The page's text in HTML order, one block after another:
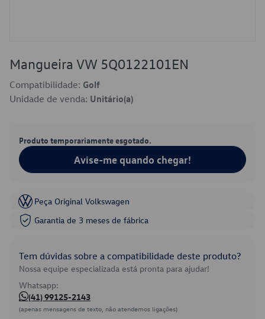
Mangueira VW 5Q0122101EN
Compatibilidade: Golf
Unidade de venda: Unitário(a)
Produto temporariamente esgotado.
Avise-me quando chegar!
Peça Original Volkswagen
Garantia de 3 meses de fábrica
Tem dúvidas sobre a compatibilidade deste produto?
Nossa equipe especializada está pronta para ajudar!
Whatsapp:
(41) 99125-2143
(apenas mensagens de texto, não atendemos ligações)